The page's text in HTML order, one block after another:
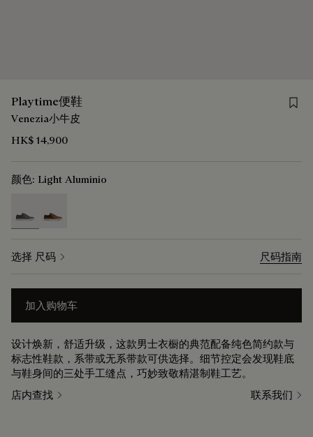
Playtime便鞋
Venezia小牛皮
HK$ 14,900
颜色: Light Aluminio
选择 尺码 尺码指南
加入购物车
设计焕新，舒适升级，这款男士衣橱的典范配备纯色简约款与
标志性鞋款，系带或无系带款可供选择。细节控定会发现鞋底
与鞋身间的三处手工缝点，巧妙致敬精湛制鞋工艺。
店内查找
联系我们